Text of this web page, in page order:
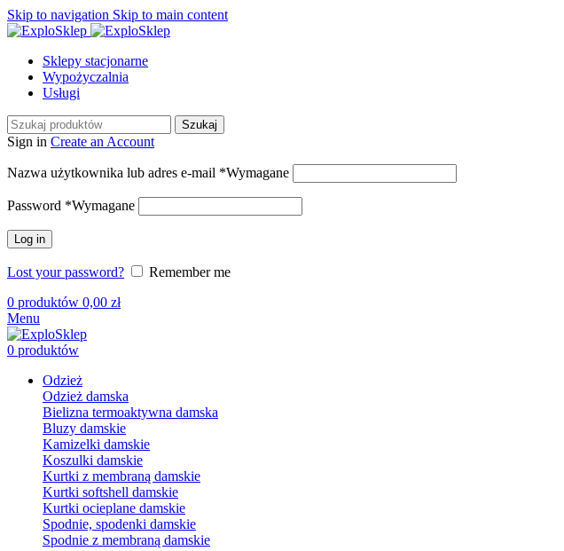
Skip to navigation Skip to main content
Sklepy stacjonarne
Wypożyczalnia
Usługi
Szukaj
Sign in Create an Account
Nazwa użytkownika lub adres e-mail *Wymagane
Password *Wymagane
Log in
Lost your password?
Remember me
0 produktów 0,00 zł
Menu
0 produktów
Odzież
Odzież damska
Bielizna termoaktywna damska
Bluzy damskie
Kamizelki damskie
Koszulki damskie
Kurtki z membraną damskie
Kurtki softshell damskie
Kurtki ocieplane damskie
Spodnie, spodenki damskie
Spodnie z membraną damskie